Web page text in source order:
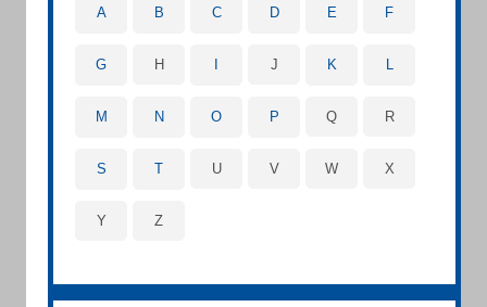
A B C D E F
G H J K L
M N O P Q R
S T U V W X
Y Z